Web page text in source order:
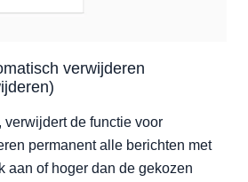
verwijderen
verwijdert de functie voor
permanent alle berichten met
aan of hoger dan de gekozen